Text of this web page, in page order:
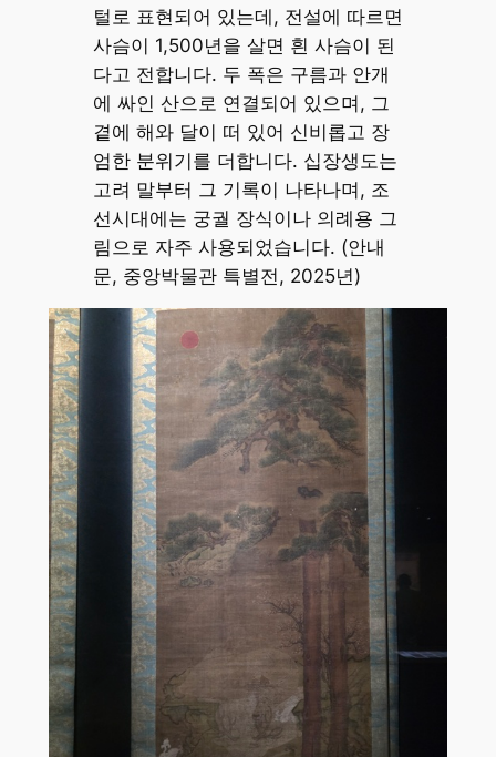
털로 표현되어 있는데, 전설에 따르면
사슴이 1,500년을 살면 흰 사슴이 된
다고 전합니다. 두 폭은 구름과 안개
에 싸인 산으로 연결되어 있으며, 그
곁에 해와 달이 떠 있어 신비롭고 장
엄한 분위기를 더합니다. 십장생도는
고려 말부터 그 기록이 나타나며, 조
선시대에는 궁궐 장식이나 의례용 그
림으로 자주 사용되었습니다. (안내
문, 중앙박물관 특별전, 2025년)